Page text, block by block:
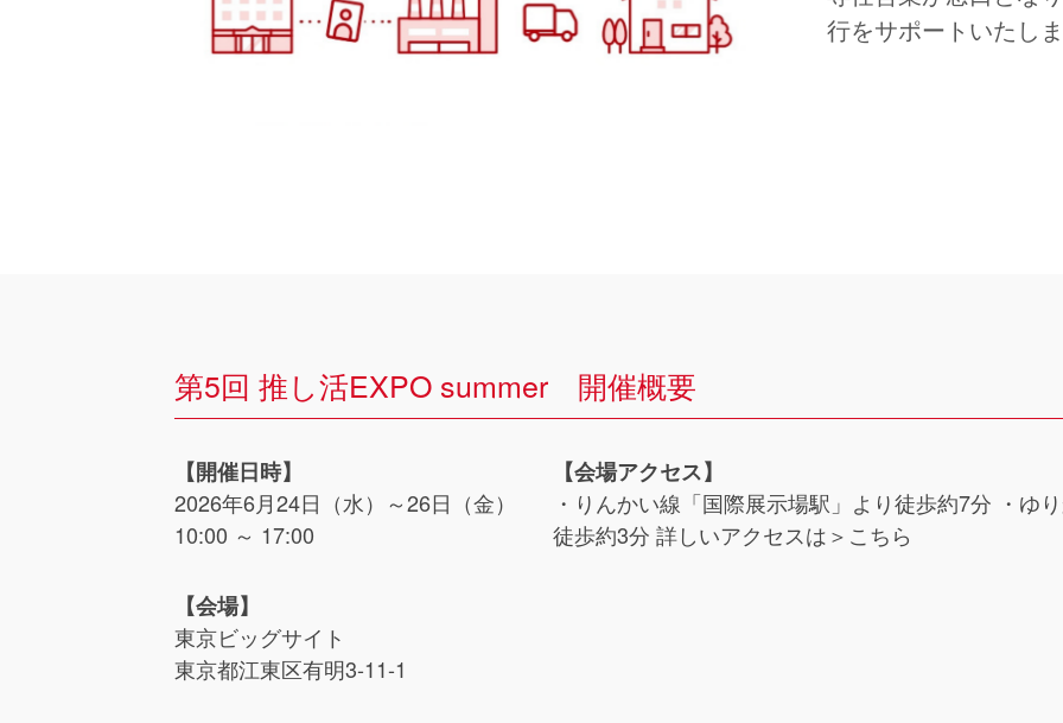
行をサポートいたしま
第5回 推し活EXPO summer 開催概要
【開催日時】
2026年6月24日（水）～26日（金）
10:00 ～ 17:00
【会場】
東京ビッグサイト
東京都江東区有明3-11-1
【会場アクセス】
・りんかい線「国際展示場駅」より徒歩約7分 ・ゆ
徒歩約3分 詳しいアクセスは＞こちら